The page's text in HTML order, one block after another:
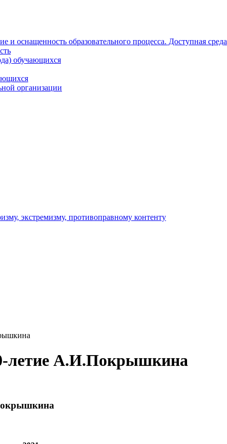
и оснащенность образовательного процесса. Доступная среда
обучающихся
организации
экстремизму, противоправному контенту
летие А.И.Покрышкина